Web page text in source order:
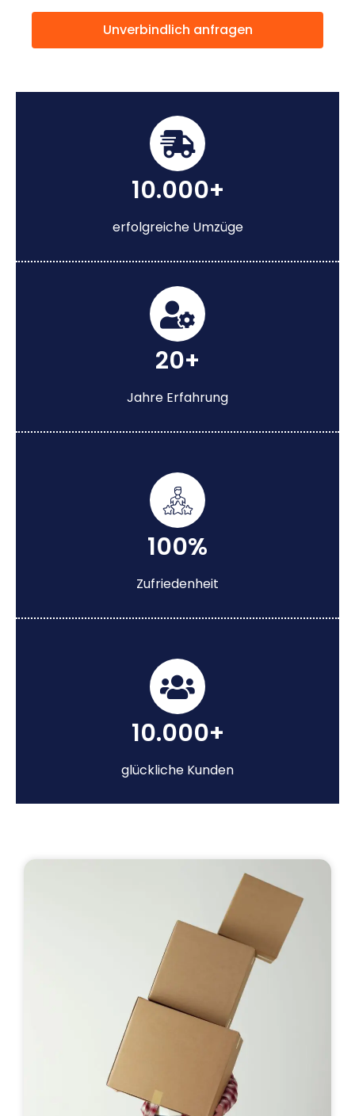
Unverbindlich anfragen
10.000+
erfolgreiche Umzüge
20+
Jahre Erfahrung
100%
Zufriedenheit
10.000+
glückliche Kunden